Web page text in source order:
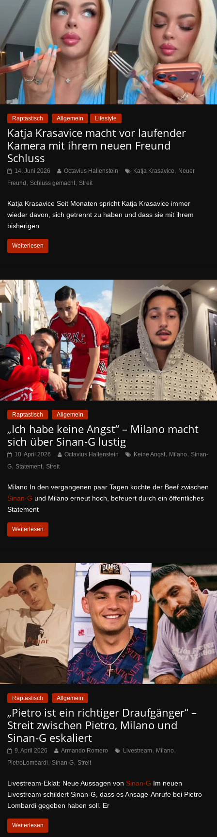
Raptastisch Allgemein Lifestyle
Katja Krasavice macht vor laufender
Kamera mit ihrem neuen Freund
Schluss
14. Juni 2026 Octavius Hallenstein Katja Krasavice, Neuer
Freund , Schluss gemacht, Streit
Katja Krasavice Seit Monaten spricht Katja Krasavice immer
wieder davon, sich getrennt zu haben und dass sie mit ihrem
bisherigen
Weiterlesen
Raptastisch Allgemein
„Ich habe keine Angst“ – Milano macht
sich über Sinan-G lustig
10. April 2026 Octavius Hallenstein Keine Angst, Milano, Sinan-
G, Statement, Streit
Milano In den vergangenen paar Tagen kochte der Beef zwischen
Sinan-G und Milano erneut hoch, befeuert durch ein öffentliches
Statement
Weiterlesen
Raptastisch Allgemein
„Pietro ist ein richtiger Draufgänger“ –
Streit zwischen Pietro, Milano und
Sinan-G eskaliert
9. April 2026 Armando Romero Livestream, Milano,
PietroLombardi, Sinan-G, Streit
Livestream-Eklat: Neue Aussagen von Sinan-G Im neuen
Livestream schildert Sinan-G, dass es Ansage-Anrufe bei Pietro
Lombardi gegeben haben soll. Er
Weiterlesen